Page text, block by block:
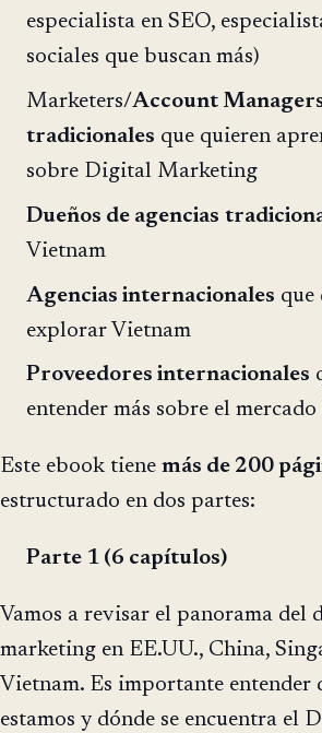
especialista en SEO,
sociales que buscan más)
Marketers/Account
tradicionales que quieren
sobre Digital Marketing
Dueños de agencias
Vietnam
Agencias internacionales que
explorar Vietnam
Proveedores internacionales
entender más sobre el
Este ebook tiene más de 200
estructurado en dos partes:
Parte 1 (6 capítulos)
Vamos a revisar el panorama del
marketing en EE.UU., China,
Vietnam. Es importante entender
estamos y dónde se encuentra el